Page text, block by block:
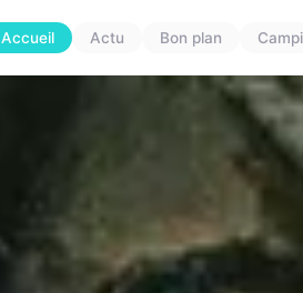
Accueil Actu Bon plan